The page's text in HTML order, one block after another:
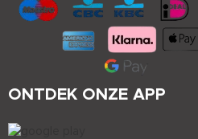
ONTDEK ONZE APP